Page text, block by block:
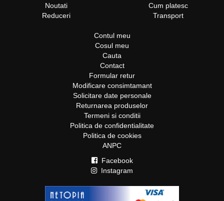
Noutati
Reduceri
Cum platesc
Transport
Contul meu
Cosul meu
Cauta
Contact
Formular retur
Modificare consimtamant
Solicitare date personale
Returnarea produselor
Termeni si conditii
Politica de confidentialitate
Politica de cookies
ANPC
Facebook
Instagram